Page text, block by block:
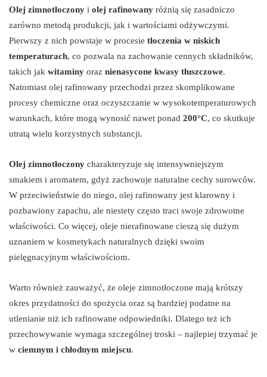
Olej zimnotłoczony i olej rafinowany różnią się zasadniczo
zarówno metodą produkcji, jak i wartościami odżywczymi.
Pierwszy z nich powstaje w procesie tłoczenia w niskich
temperaturach, co pozwala na zachowanie cennych składników,
takich jak witaminy oraz nienasycone kwasy tłuszczowe.
Natomiast olej rafinowany przechodzi przez skomplikowane
procesy chemiczne oraz oczyszczanie w wysokotemperaturowych
warunkach, które mogą wynosić nawet ponad 200°C, co skutkuje
utratą wielu korzystnych substancji.
Olej zimnotłoczony charakteryzuje się intensywniejszym
smakiem i aromatem, gdyż zachowuje naturalne cechy surowców.
W przeciwieństwie do niego, olej rafinowany jest klarowny i
pozbawiony zapachu, ale niestety często traci swoje zdrowotne
właściwości. Co więcej, oleje nierafinowane cieszą się dużym
uznaniem w kosmetykach naturalnych dzięki swoim
pielęgnacyjnym właściwościom.
Warto również zauważyć, że oleje zimnotłoczone mają krótszy
okres przydatności do spożycia oraz są bardziej podatne na
utlenianie niż ich rafinowane odpowiedniki. Dlatego też ich
przechowywanie wymaga szczególnej troski – najlepiej trzymać je
w ciemnym i chłodnym miejscu.